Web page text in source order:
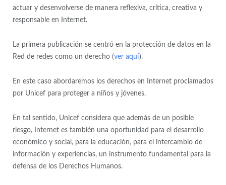
actuar y desenvolverse de manera reflexiva, crítica, creativa y
responsable en Internet.
La primera publicación se centró en la protección de datos en la
Red de redes como un derecho (ver aquí).
En este caso abordaremos los derechos en Internet proclamados
por Unicef para proteger a niños y jóvenes.
En tal sentido, Unicef considera que además de un posible
riesgo, Internet es también una oportunidad para el desarrollo
económico y social, para la educación, para el intercambio de
información y experiencias, un instrumento fundamental para la
defensa de los Derechos Humanos.